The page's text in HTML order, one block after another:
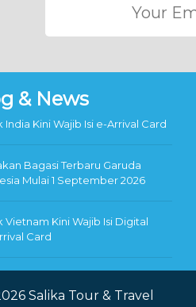
& News
India Kini Wajib Isi e-Arrival Card
Bagasi Terbaru Garuda
Mulai 1 September 2026
Vietnam Kini Wajib Isi Digital
Card
Salika Tour & Travel